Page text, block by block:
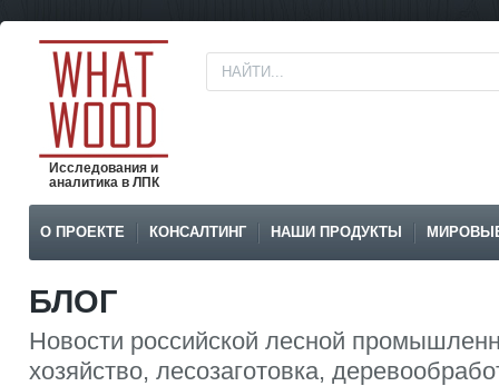
Исследования и
аналитика в ЛПК
О ПРОЕКТЕ КОНСАЛТИНГ НАШИ ПРОДУКТЫ
БЛОГ
Новости российской лесной
хозяйство, лесозаготовка,